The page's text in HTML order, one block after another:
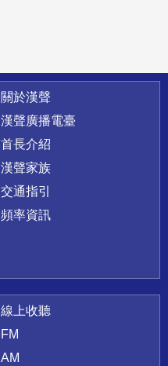
關於漢聲
漢聲廣播電臺
首長介紹
漢聲家族
交通指引
頻率資訊
線上收聽
FM
AM